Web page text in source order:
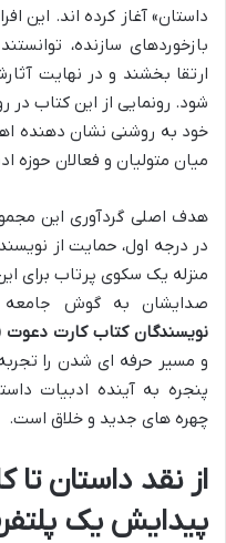
داستان» آغاز کرده اند. این
بازخوردهای سازنده،
ارتقا بخشند و در نهایت
شود. رونمایی از این کتاب در
خود به روشنی نشان دهنده
میان متولیان و فعالان حوزه
هدف اصلی گردآوری این
در درجه اول، حمایت از
منزله یک سکوی پرتاب برای
صدایشان به گوش جامعه
نویسندگان کتاب کارت دعوت
و مسیر حرفه ای شدن را
پنجره به آینده ادبیات
چهره های جدید و خلاق است.
از نقد داستان
پیدایش یک